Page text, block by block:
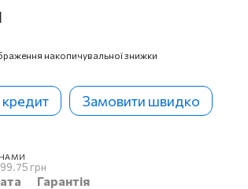
накопичувальної знижки
кредит Замовити швидко
грн
Гарантія